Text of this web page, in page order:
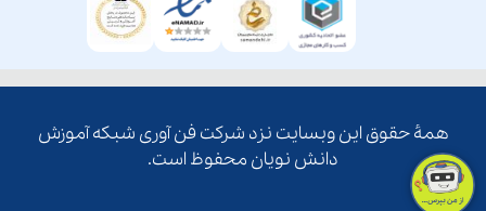
همۀ حقوق این وبسایت نزد شرکت فن آوری شبکه آموزش
دانش نویان محفوظ است.